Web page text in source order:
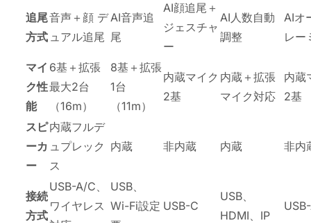
追尾
方式
音声＋顔 デ
ュアル追尾
AI音声追
尾
AI顔追尾＋
ジェスチャ
ー
AI人数自動
調整
AIオ
レー
マイ
ク性
能
6基＋拡張
最大2台
（16m）
8基＋拡張
1台
（11m）
内蔵マイク
2基
内蔵＋拡張
マイク対応
内蔵
2基
スピ
ーカ
ー
内蔵フルデ
ュプレック
ス
内蔵 非内蔵 内蔵 非内
接続
方式
USB-A/C、
ワイヤレス
USB、
Wi-Fi設定 USB-C
USB、
HDMI、IP